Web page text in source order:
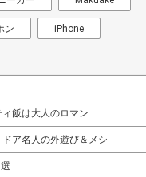
ン iPhone
ィ飯は大人のロマン
ドア名人の外遊び＆メシ